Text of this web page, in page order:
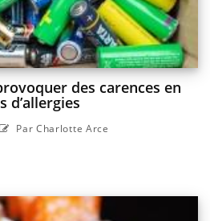
des carences en
d’allergies
Par Charlotte Arce